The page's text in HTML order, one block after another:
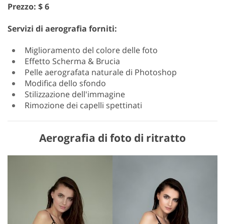
Prezzo: $ 6
Servizi di aerografia forniti:
Miglioramento del colore delle foto
Effetto Scherma & Brucia
Pelle aerografata naturale di Photoshop
Modifica dello sfondo
Stilizzazione dell'immagine
Rimozione dei capelli spettinati
Aerografia di foto di ritratto